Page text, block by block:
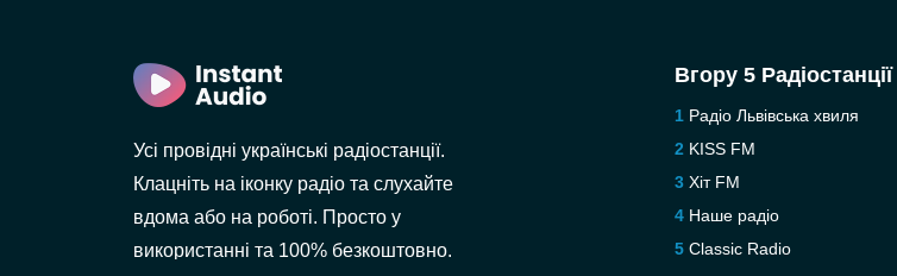
Усі провідні українські радіостанції.
Клацніть на іконку радіо та слухайте
вдома або на роботі. Просто у
використанні та 100% безкоштовно.
Вгору 5 Радіостанції
Радіо Львівська хвиля
KISS FM
Хіт FM
Наше радіо
Classic Radio